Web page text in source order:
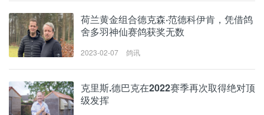
荷兰黄金组合德克森·范德科伊肯，凭借鸽
舍多羽神仙赛鸽获奖无数
2023-02-07 鸽讯
克里斯.德巴克在2022赛季再次取得绝对顶
级发挥